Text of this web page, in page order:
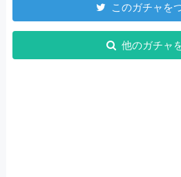
このガチャを
他のガチャ